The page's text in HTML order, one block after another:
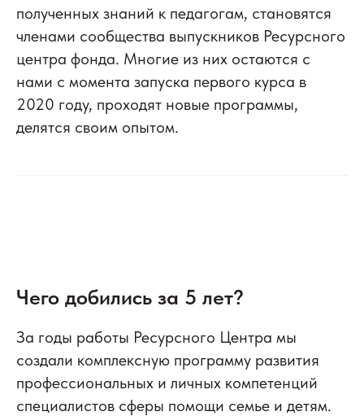
полученных знаний к педагогам, становятся
членами сообщества выпускников Ресурсного
центра фонда. Многие из них остаются с
нами с момента запуска первого курса в
2020 году, проходят новые программы,
делятся своим опытом.
Чего добились за 5 лет?
За годы работы Ресурсного Центра мы
создали комплексную программу развития
профессиональных и личных компетенций
специалистов сферы помощи семье и детям.